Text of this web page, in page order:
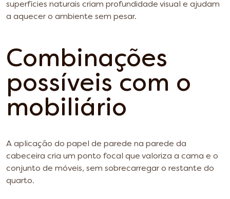
superfícies naturais criam profundidade visual e ajudam
a aquecer o ambiente sem pesar.
Combinações
possíveis com o
mobiliário
A aplicação do papel de parede na parede da
cabeceira cria um ponto focal que valoriza a cama e o
conjunto de móveis, sem sobrecarregar o restante do
quarto.